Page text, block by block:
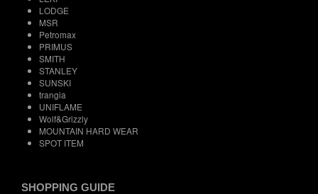
LODGE
MSR
Petromax
PRIMUS
SMITH
STANLEY
SUNSKI
trangia
UNIFLAME
Wolf&Grizzly
MOUNTAIN HARD WEAR
SPOT ITEM
SHOPPING GUIDE